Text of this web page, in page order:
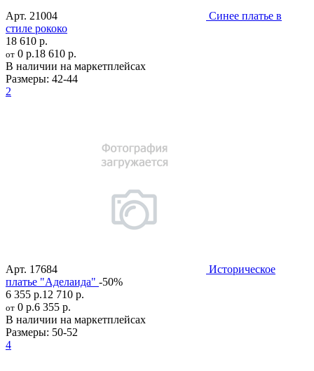
Арт. 21004
Синее платье в
стиле рококо
18 610 р.
от 0 р.18 610 р.
В наличии на маркетплейсах
Размеры: 42-44
2
Арт. 17684
Историческое
платье "Аделаида" -50%
6 355 р.12 710 р.
от 0 р.6 355 р.
В наличии на маркетплейсах
Размеры: 50-52
4